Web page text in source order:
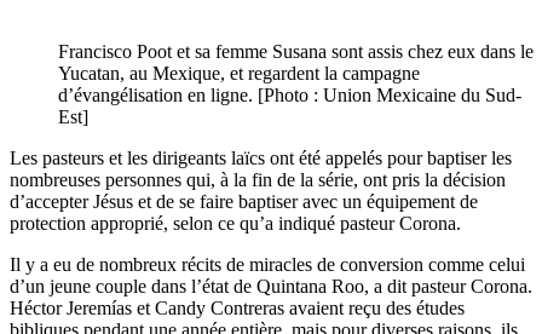
Francisco Poot et sa femme Susana sont assis chez eux dans le
Yucatan, au Mexique, et regardent la campagne
d’évangélisation en ligne. [Photo : Union Mexicaine du Sud-
Est]
Les pasteurs et les dirigeants laïcs ont été appelés pour baptiser les
nombreuses personnes qui, à la fin de la série, ont pris la décision
d’accepter Jésus et de se faire baptiser avec un équipement de
protection approprié, selon ce qu’a indiqué pasteur Corona.
Il y a eu de nombreux récits de miracles de conversion comme celui
d’un jeune couple dans l’état de Quintana Roo, a dit pasteur Corona.
Héctor Jeremías et Candy Contreras avaient reçu des études
bibliques pendant une année entière, mais pour diverses raisons, ils